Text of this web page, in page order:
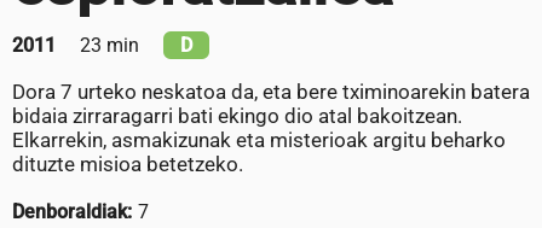
2011 23 min D
Dora 7 urteko neskatoa da, eta bere tximinoarekin batera
bidaia zirraragarri bati ekingo dio atal bakoitzean.
Elkarrekin, asmakizunak eta misterioak argitu beharko
dituzte misioa betetzeko.
Denboraldiak: 7